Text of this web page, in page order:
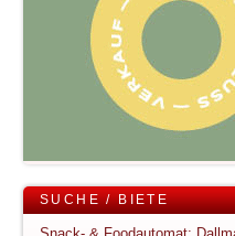
SUCHE / BIETE